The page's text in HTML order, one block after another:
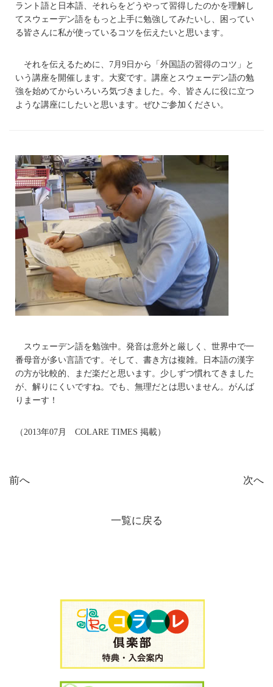
ラント語と日本語、それらをどうやって習得したのかを理解し
てスウェーデン語をもっと上手に勉強してみたいし、困ってい
る皆さんに私が使っているコツを伝えたいと思います。
それを伝えるために、7月9日から「外国語の習得のコツ」と
いう講座を開催します。大変です。講座とスウェーデン語の勉
強を始めてからいろいろ気づきました。今、皆さんに役に立つ
ような講座にしたいと思います。ぜひご参加ください。
スウェーデン語を勉強中。発音は意外と厳しく、世界中で一
番母音が多い言語です。そして、書き方は複雑。日本語の漢字
の方が比較的、まだ楽だと思います。少しずつ慣れてきました
が、解りにくいですね。でも、無理だとは思いません。がんば
りまーす！
（2013年07月 COLARE TIMES 掲載）
前へ 次へ
一覧に戻る